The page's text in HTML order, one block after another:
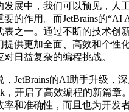
中，我们可以预见，人
的作用。而JetBrains的“AI
表之一。通过不断的技术创
提供更加全面、高效和个性
日益复杂的编程挑战。
的AI助手升级，深
，开启了高效编程的新篇章
率和准确性，而且也为开发